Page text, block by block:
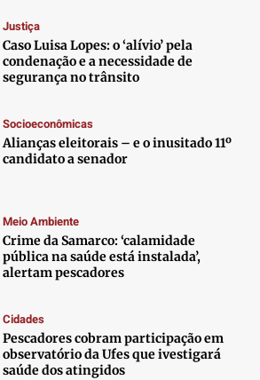
Justiça
Caso Luisa Lopes: o ‘alívio’ pela
condenação e a necessidade de
segurança no trânsito
Socioeconômicas
Alianças eleitorais – e o inusitado 11º
candidato a senador
Meio Ambiente
Crime da Samarco: ‘calamidade
pública na saúde está instalada’,
alertam pescadores
Cidades
Pescadores cobram participação em
observatório da Ufes que ivestigará
saúde dos atingidos